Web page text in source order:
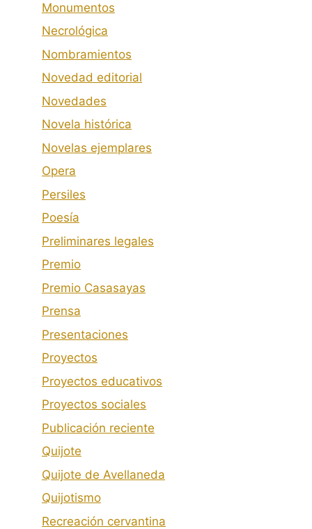
Monumentos
Necrológica
Nombramientos
Novedad editorial
Novedades
Novela histórica
Novelas ejemplares
Opera
Persiles
Poesía
Preliminares legales
Premio
Premio Casasayas
Prensa
Presentaciones
Proyectos
Proyectos educativos
Proyectos sociales
Publicación reciente
Quijote
Quijote de Avellaneda
Quijotismo
Recreación cervantina